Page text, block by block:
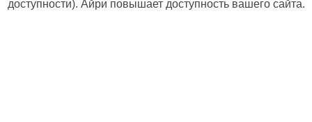
доступности). Айри повышает доступность вашего сайта.